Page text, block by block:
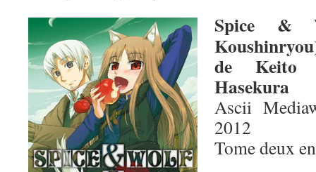
Spice &
de Keito
Hasekura
Ascii
2012
Tome deux